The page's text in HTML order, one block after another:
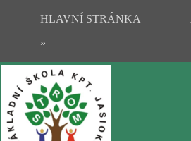
HLAVNÍ STRÁNKA
»